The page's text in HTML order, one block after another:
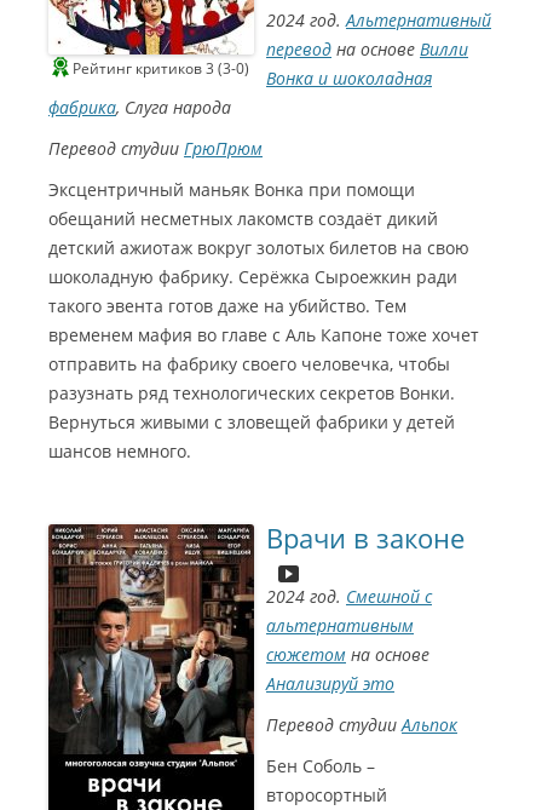
Рейтинг критиков 3 (3-0)
2024 год.Альтернативный
перевод на основе Вилли
Вонка и шоколадная
фабрика, Слуга народа
Перевод студии ГрюПрюм
Эксцентричный маньяк Вонка при помощи
обещаний несметных лакомств создаёт дикий
детский ажиотаж вокруг золотых билетов на свою
шоколадную фабрику. Серёжка Сыроежкин ради
такого эвента готов даже на убийство. Тем
временем мафия во главе с Аль Капоне тоже хочет
отправить на фабрику своего человечка, чтобы
разузнать ряд технологических секретов Вонки.
Вернуться живыми с зловещей фабрики у детей
шансов немного.
Врачи в законе
2024 год. Смешной с
альтернативным
сюжетом на основе
Анализируй это
Перевод студии Альпок
Бен Соболь –
второсортный